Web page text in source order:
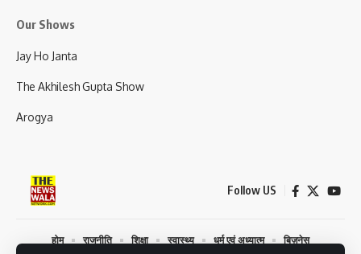
Our Shows
Jay Ho Janta
The Akhilesh Gupta Show
Arogya
Follow US
होम राजनीति शिक्षा स्वास्थ्य धर्म एवं अध्यात्म बिज़नेस